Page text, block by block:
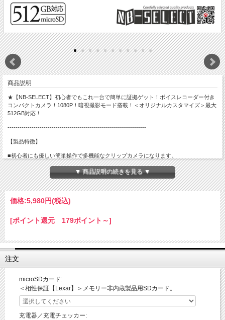
商品説明
★【NB-SELECT】初心者でもこれ一台で簡単に証拠ゲット！ボイスレコーダー付き
コンパクトカメラ！1080P！暗視撮影モード搭載！＜オリジナルカスタマイズ＞最大
512GB対応！
---------------------------------------------------------------------
【製品特徴】
■初心者にも優しい簡単操作で多機能なクリップカメラになります。
動画は1080P ～30fpsの証拠録りには十分な性能！
ボイスレコーダー機能搭載！撮影が難しい環境でも音声が記録できます！
動体検知機能や赤外線機能搭載なのでセキュリティーカメラにも！
＜オリジナルカスタマイズ＞最大512GB対応！
【商品名】
■初心者でもこれ一台で簡単に証拠ゲット！ボイスレコーダー付きコンパクトカメ
ラ！1080P！暗視撮影モード搭載！＜オリジナルカスタマイズ＞最大512GB対応！
フレームレート: ～30fps
動画フォーマット: avi
対応メモリー: microSDカード最大512GB（フォーマット必須）
※microSDには相性がございます。
その他の機能： ボイスレコーダー機能、動体検知機能、暗視撮影機能 ※手動切替
【注意事項】
▼ 商品説明の続きを見る ▼
価格:5,980円(税込)
[ポイント還元 179ポイント～]
注文
microSDカード:
＜相性保証【Lexar】＞メモリー非内蔵製品用SDカード。
充電器／充電チェッカー: